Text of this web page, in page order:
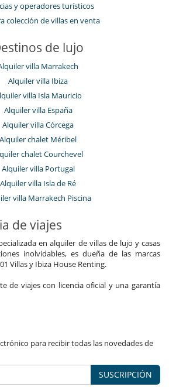
y operadores turísticos
colección de villas en venta
de lujo
villa Marrakech
Alquiler villa Ibiza
villa Isla Mauricio
Alquiler villa España
Alquiler villa Córcega
Alquiler chalet Méribel
chalet Courchevel
Alquiler villa Portugal
Alquiler villa Isla de Ré
villa Marrakech Piscina
de viajes
en alquiler de villas de lujo y casas
inolvidables, es dueña de las marcas
Villas y Ibiza House Renting.
de viajes con licencia oficial y una garantía
para recibir todas las novedades de
SUSCRIPCIÓN